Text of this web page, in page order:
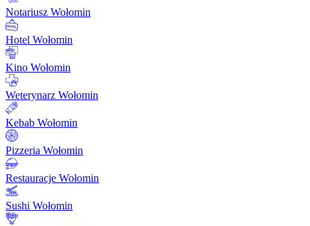
Notariusz Wołomin
Hotel Wołomin
Kino Wołomin
Weterynarz Wołomin
Kebab Wołomin
Pizzeria Wołomin
Restauracje Wołomin
Sushi Wołomin